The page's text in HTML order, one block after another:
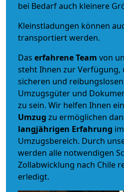
bei Bedarf auch kleinere
Kleinstladungen können
transportiert werden.
Das erfahrene Team von
steht Ihnen zur Verfügung,
sicheren und
Umzugsgüter und
zu sein. Wir helfen Ihnen
Umzug zu ermöglichen
langjährigen Erfahrung
Umzugsbereich. Durch
werden alle notwendigen
Zollabwicklung nach Chile
erledigt.